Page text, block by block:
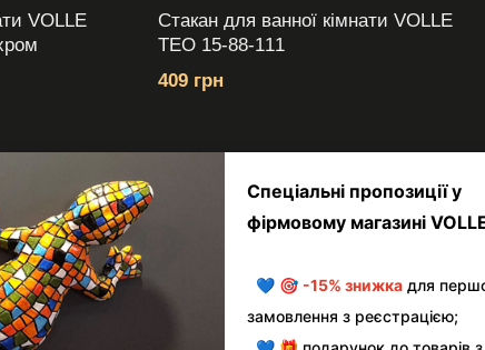
VOLLE
Стакан для ванної кімнати VOLLE
TEO 15-88-111
409 грн
Меню
Каталог
Серії
Кольори
Клієнтам
Про магазин VOLLE
Умови використання сайту
Оплата і доставка